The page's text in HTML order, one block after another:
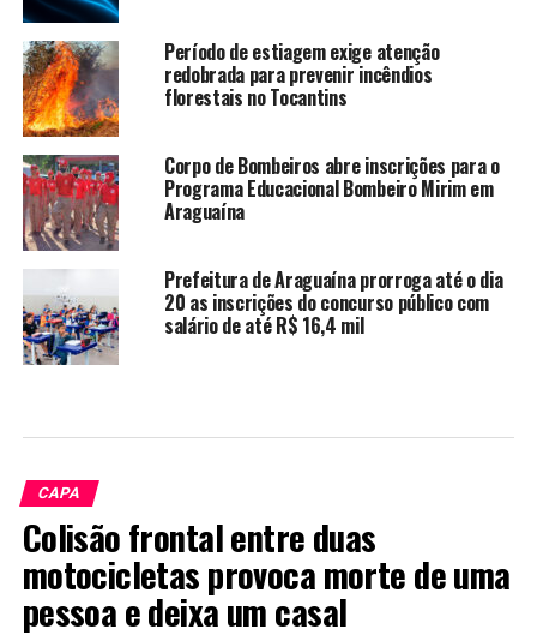
Período de estiagem exige atenção
redobrada para prevenir incêndios
florestais no Tocantins
Corpo de Bombeiros abre inscrições para o
Programa Educacional Bombeiro Mirim em
Araguaína
Prefeitura de Araguaína prorroga até o dia
20 as inscrições do concurso público com
salário de até R$ 16,4 mil
CAPA
Colisão frontal entre duas
motocicletas provoca morte de uma
pessoa e deixa um casal